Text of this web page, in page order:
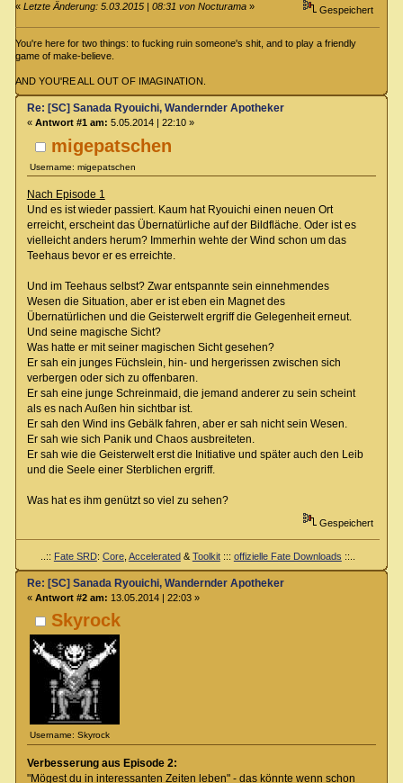
«Letzte Änderung: 5.03.2015 | 08:31 von Nocturama » Gespeichert
You're here for two things: to fucking ruin someone's shit, and to play a friendly
game of make-believe.
AND YOU'RE ALL OUT OF IMAGINATION.
migepatschen
Username: migepatschen
Re: [SC] Sanada Ryouichi, Wandernder Apotheker
« Antwort #1 am: 5.05.2014 | 22:10 »
Nach Episode 1
Und es ist wieder passiert. Kaum hat Ryouichi einen neuen Ort
erreicht, erscheint das Übernatürliche auf der Bildfläche. Oder ist es
vielleicht anders herum? Immerhin wehte der Wind schon um das
Teehaus bevor er es erreichte.
Und im Teehaus selbst? Zwar entspannte sein einnehmendes
Wesen die Situation, aber er ist eben ein Magnet des
Übernatürlichen und die Geisterwelt ergriff die Gelegenheit erneut.
Und seine magische Sicht?
Was hatte er mit seiner magischen Sicht gesehen?
Er sah ein junges Füchslein, hin- und hergerissen zwischen sich
verbergen oder sich zu offenbaren.
Er sah eine junge Schreinmaid, die jemand anderer zu sein scheint
als es nach Außen hin sichtbar ist.
Er sah den Wind ins Gebälk fahren, aber er sah nicht sein Wesen.
Er sah wie sich Panik und Chaos ausbreiteten.
Er sah wie die Geisterwelt erst die Initiative und später auch den Leib
und die Seele einer Sterblichen ergriff.
Was hat es ihm genützt so viel zu sehen?
Gespeichert
..:: Fate SRD: Core, Accelerated& Toolkit::: offizielle Fate Downloads ::..
Skyrock
Username: Skyrock
Re: [SC] Sanada Ryouichi, Wandernder Apotheker
« Antwort #2 am: 13.05.2014 | 22:03 »
Verbesserung aus Episode 2:
"Mögest du in interessanten Zeiten leben" - das könnte wenn schon